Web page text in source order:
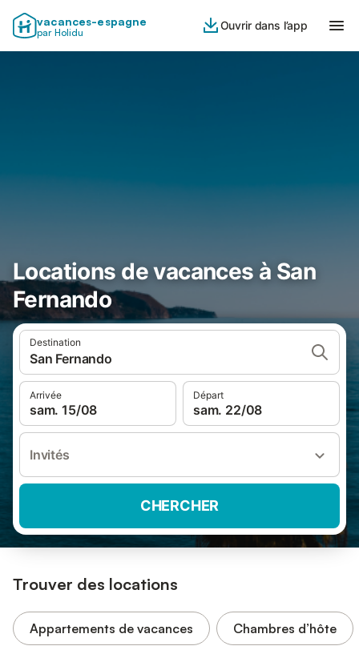
vacances-espagne
par Holidu
Ouvrir dans l’app
Locations de vacances à San
Fernando
Destination
San Fernando
Arrivée
sam. 15/08
Départ
sam. 22/08
Invités
CHERCHER
Trouver des locations
Appartements de vacances Chambres d’hôte